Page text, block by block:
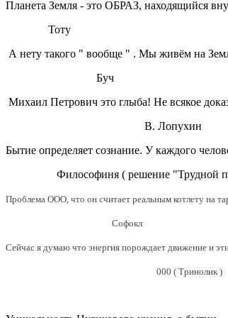
Планета Земля - это ОБРАЗ, находящийся
Тоту
А нету такого " вообще " . Мы живём на
Буч
Михаил Петрович это глыба! Не всякое
В. Лопухин
Бытие определяет сознание. У каждого
Философиня ( решение "Трудной
Проблема ООО, что он считает реальным котлету на
Софокл
Сейчас я думаю что энергия порождает движение и
000 ( Тринолик )